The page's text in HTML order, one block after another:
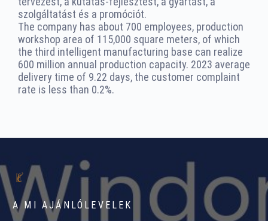
szolgáltatást és a promóciót.
The company has about 700 employees, production
workshop area of 115,000 square meters, of which
the third intelligent manufacturing base can realize
600 million annual production capacity. 2023 average
delivery time of 9.22 days, the customer complaint
rate is less than 0.2%.
A MI AJÁNLÓLEVELEK